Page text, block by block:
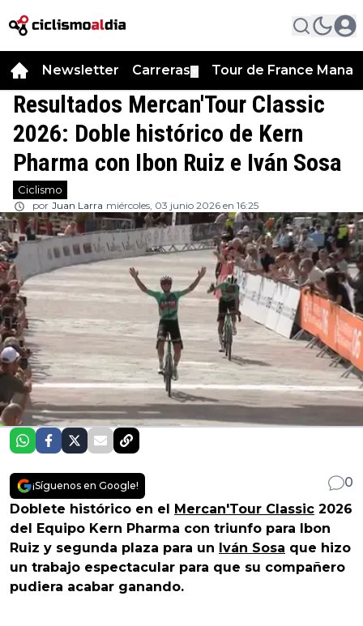
Newsletter Carreras Tour de France
Resultados Mercan'Tour Classic
2026: Doble histórico de Kern
Pharma con Ibon Ruiz e Iván Sosa
Ciclismo
por Juan Larra miércoles, 03 junio 2026 en 16:25
¡Síguenos en Google!
0
Doblete histórico en el Mercan'Tour Classic 2026
del Equipo Kern Pharma con triunfo para Ibon
Ruiz y segunda plaza para un Iván Sosa que hizo
un trabajo espectacular para que su compañero
pudiera acabar ganando.